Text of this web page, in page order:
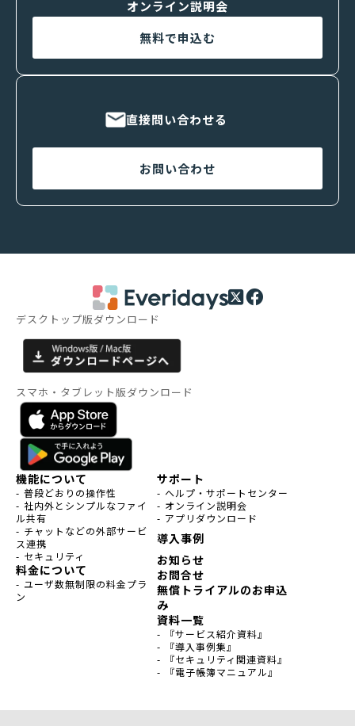
オンライン説明会
無料で申込む
直接問い合わせる
お問い合わせ
デスクトップ版ダウンロード
スマホ・タブレット版ダウンロード
機能について
- 普段どおりの操作性
- 社内外とシンプルなファイ
ル共有
- チャットなどの外部サービ
ス連携
- セキュリティ
料金について
- ユーザ数無制限の料金プラ
ン
サポート
- ヘルプ・サポートセンター
- オンライン説明会
- アプリダウンロード
導入事例
お知らせ
お問合せ
無償トライアルのお申込
み
資料一覧
- 『サービス紹介資料』
- 『導入事例集』
- 『セキュリティ関連資料』
- 『電子帳簿マニュアル』